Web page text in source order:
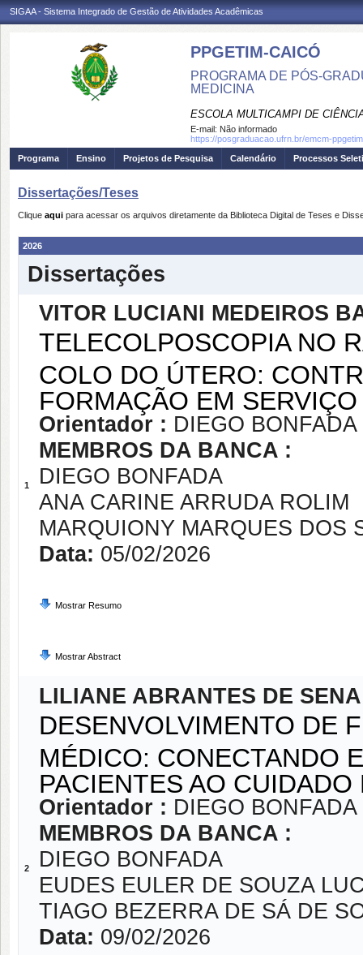
SIGAA - Sistema Integrado de Gestão de Atividades Acadêmicas
PPGETIM-CAICÓ
PROGRAMA DE PÓS-
MEDICINA
ESCOLA MULTICAMPI DE
E-mail: Não informado
https://posgraduacao.ufrn.br/emcm-ppgetim
Programa
Ensino Projetos de Pesquisa Calendário Processos
Dissertações/Teses
Clique aqui para acessar os arquivos diretamente da Biblioteca Digital de Teses e
2026
Dissertações
1
VITOR LUCIANI MEDEIROS
TELECOLPOSCOPIA NO
COLO DO ÚTERO:
FORMAÇÃO EM
Orientador : DIEGO BONFADA
MEMBROS DA BANCA :
DIEGO BONFADA
ANA CARINE ARRUDA ROLIM
MARQUIONY MARQUES DOS
Data: 05/02/2026
Mostrar Resumo
Mostrar Abstract
2
LILIANE ABRANTES DE SENA
DESENVOLVIMENTO DE
MÉDICO: CONECTANDO
PACIENTES AO
Orientador : DIEGO BONFADA
MEMBROS DA BANCA :
DIEGO BONFADA
EUDES EULER DE SOUZA
TIAGO BEZERRA DE SÁ DE
Data: 09/02/2026